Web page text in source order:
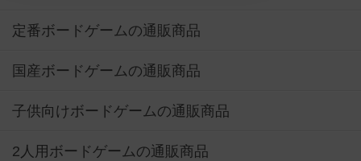
定番ボードゲームの通販商品
国産ボードゲームの通販商品
子供向けボードゲームの通販商品
2人用ボードゲームの通販商品